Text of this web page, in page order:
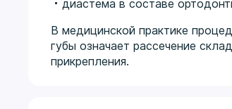
диастема в составе
В медицинской практике
губы означает рассечение
прикрепления.